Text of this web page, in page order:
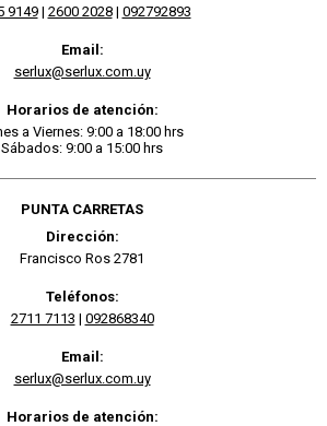
9149| 2600 2028| 092792893
Email:
serlux@serlux.com.uy
Horarios de atención:
a Viernes: 9:00 a 18:00 hrs
Sábados: 9:00 a 15:00 hrs
PUNTA CARRETAS
Dirección:
Francisco Ros 2781
Teléfonos:
2711 7113 | 092868340
Email:
serlux@serlux.com.uy
Horarios de atención: